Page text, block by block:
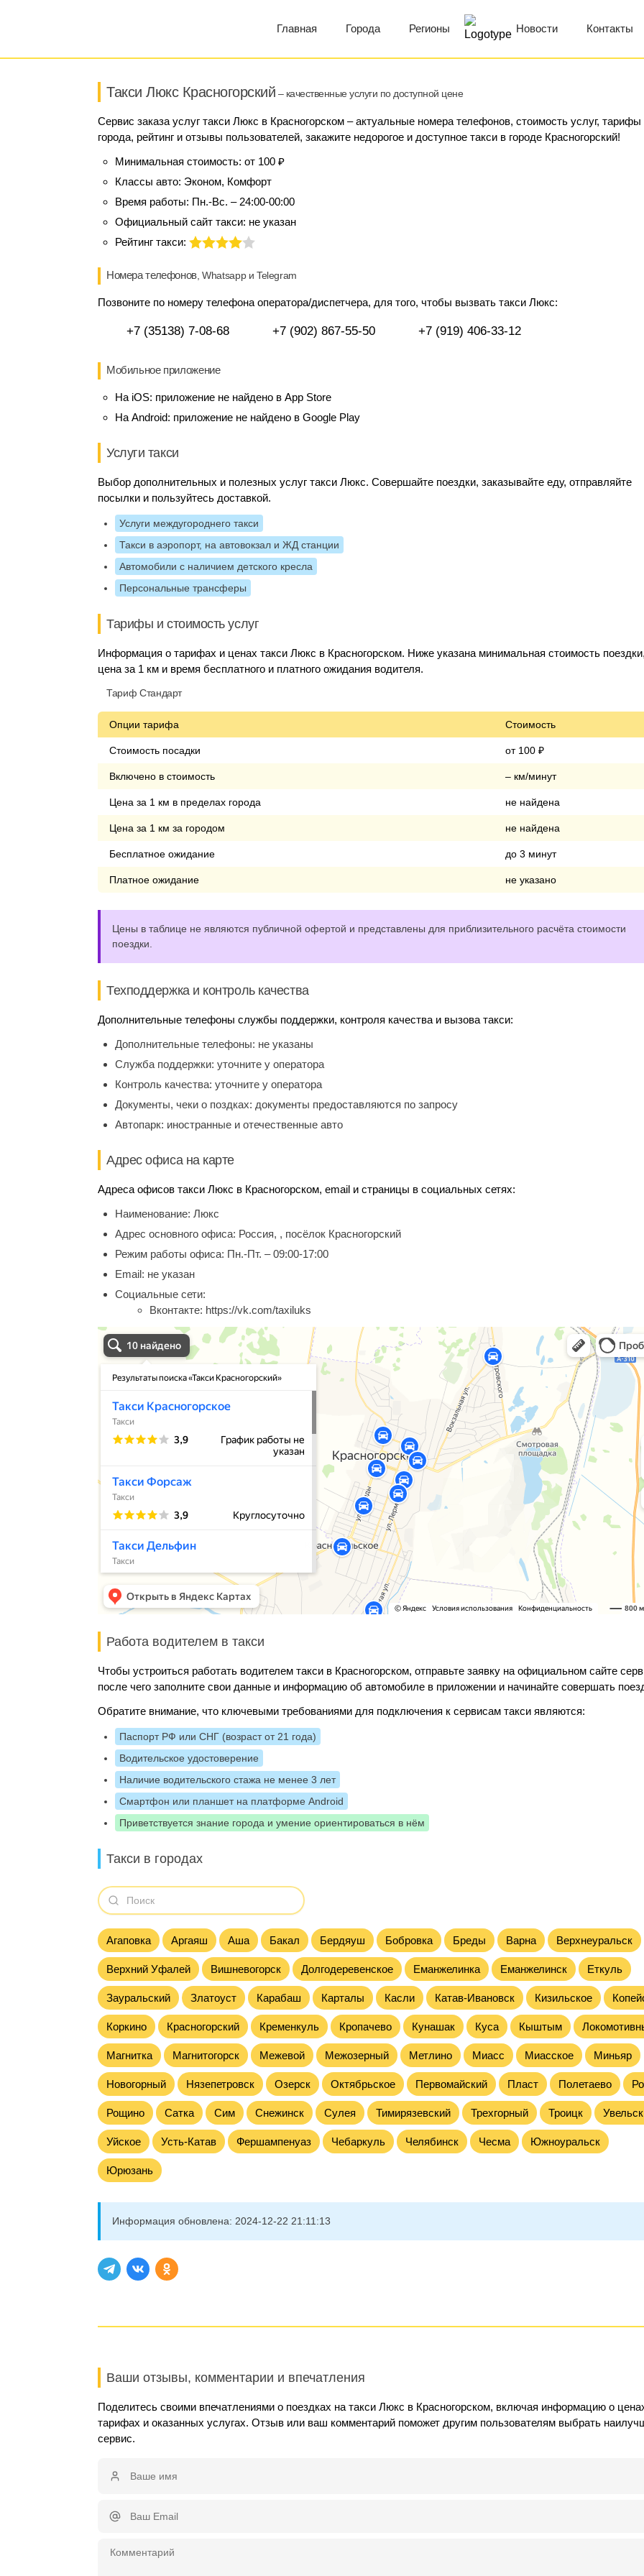
Главная Города Регионы Новости Контакты
Такси Люкс Красногорский – качественные услуги по доступной цене
Сервис заказа услуг такси Люкс в Красногорском – актуальные номера телефонов, стоимость услуг, тарифы
города, рейтинг и отзывы пользователей, закажите недорогое и доступное такси в городе Красногорский!
Минимальная стоимость: от 100 ₽
Классы авто: Эконом, Комфорт
Время работы: Пн.-Вс. – 24:00-00:00
Официальный сайт такси: не указан
Рейтинг такси:
Номера телефонов, Whatsapp и Telegram
Позвоните по номеру телефона оператора/диспетчера, для того, чтобы вызвать такси Люкс:
+7 (35138) 7-08-68 +7 (902) 867-55-50 +7 (919) 406-33-12
Мобильное приложение
На iOS: приложение не найдено в App Store
На Android: приложение не найдено в Google Play
Услуги такси
Выбор дополнительных и полезных услуг такси Люкс. Совершайте поездки, заказывайте еду, отправляйте
посылки и пользуйтесь доставкой.
Услуги междугороднего такси
Такси в аэропорт, на автовокзал и ЖД станции
Автомобили с наличием детского кресла
Персональные трансферы
Тарифы и стоимость услуг
Информация о тарифах и ценах такси Люкс в Красногорском. Ниже указана минимальная стоимость
цена за 1 км и время бесплатного и платного ожидания водителя.
Тариф Стандарт
Опции тарифа Стоимость
Стоимость посадки от 100 ₽
Включено в стоимость – км/минут
Цена за 1 км в пределах города не найдена
Цена за 1 км за городом не найдена
Бесплатное ожидание до 3 минут
Платное ожидание не указано
Цены в таблице не являются публичной офертой и представлены для приблизительного расчёта стоимости
поездки.
Техподдержка и контроль качества
Дополнительные телефоны службы поддержки, контроля качества и вызова такси:
Дополнительные телефоны: не указаны
Служба поддержки: уточните у оператора
Контроль качества: уточните у оператора
Документы, чеки о поздках: документы предоставляются по запросу
Автопарк: иностранные и отечественные авто
Адрес офиса на карте
Адреса офисов такси Люкс в Красногорском, email и страницы в социальных сетях:
Наименование: Люкс
Адрес основного офиса: Россия, , посёлок Красногорский
Режим работы офиса: Пн.-Пт. – 09:00-17:00
Email: не указан
Социальные сети:
Вконтакте: https://vk.com/taxiluks
Работа водителем в такси
Чтобы устроиться работать водителем такси в Красногорском, отправьте заявку на официальном сайте
после чего заполните свои данные и информацию об автомобиле в приложении и начинайте совершать
Обратите внимание, что ключевыми требованиями для подключения к сервисам такси являются:
Паспорт РФ или СНГ (возраст от 21 года)
Водительское удостоверение
Наличие водительского стажа не менее 3 лет
Смартфон или планшет на платформе Android
Приветствуется знание города и умение ориентироваться в нём
Такси в городах
Агаповка Аргаяш Аша Бакал Бердяуш Бобровка Бреды Варна Верхнеуральск
Верхний Уфалей Вишневогорск Долгодеревенское Еманжелинка Еманжелинск Еткуль
Зауральский Златоуст Карабаш Карталы Касли Катав-Ивановск Кизильское
Коркино Красногорский Кременкуль Кропачево Кунашак Куса Кыштым
Магнитка Магнитогорск Межевой Межозерный Метлино Миасс Миасское Миньяр
Новогорный Нязепетровск Озерск Октябрьское Первомайский Пласт Полетаево
Рощино Сатка Сим Снежинск Сулея Тимирязевский Трехгорный Троицк
Уйское Усть-Катав Фершампенуаз Чебаркуль Челябинск Чесма Южноуральск
Юрюзань
Информация обновлена: 2024-12-22 21:11:13
Ваши отзывы, комментарии и впечатления
Поделитесь своими впечатлениями о поездках на такси Люкс в Красногорском, включая информацию о
тарифах и оказанных услугах. Отзыв или ваш комментарий поможет другим пользователям выбрать
сервис.